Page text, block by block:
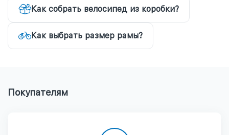
Как собрать велосипед из коробки?
Как выбрать размер рамы?
Покупателям